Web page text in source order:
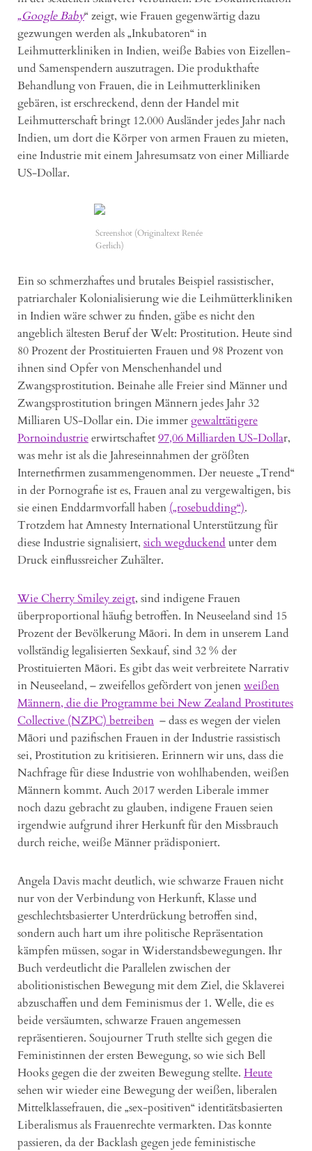
„Google Baby“ zeigt, wie Frauen gegenwärtig dazu
gezwungen werden als „Inkubatoren“ in
Leihmutterkliniken in Indien, weiße Babies von Eizellen-
und Samenspendern auszutragen. Die produkthafte
Behandlung von Frauen, die in Leihmutterkliniken
gebären, ist erschreckend, denn der Handel mit
Leihmutterschaft bringt 12.000 Ausländer jedes Jahr nach
Indien, um dort die Körper von armen Frauen zu mieten,
eine Industrie mit einem Jahresumsatz von einer Milliarde
US-Dollar.
Screenshot (Originaltext Renée
Gerlich)
Ein so schmerzhaftes und brutales Beispiel rassistischer,
patriarchaler Kolonialisierung wie die Leihmütterkliniken
in Indien wäre schwer zu finden, gäbe es nicht den
angeblich ältesten Beruf der Welt: Prostitution. Heute sind
80 Prozent der Prostituierten Frauen und 98 Prozent von
ihnen sind Opfer von Menschenhandel und
Zwangsprostitution. Beinahe alle Freier sind Männer und
Zwangsprostitution bringen Männern jedes Jahr 32
Milliaren US-Dollar ein. Die immergewalttätigere
Pornoindustrieerwirtschaftet97,06 Milliarden US-Dollar,
was mehr ist als die Jahreseinnahmen der größten
Internetfirmen zusammengenommen. Der neueste „Trend“
in der Pornografie ist es, Frauen anal zu vergewaltigen, bis
sie einen Enddarmvorfall haben („rosebudding“).
Trotzdem hat Amnesty International Unterstützung für
diese Industrie signalisiert, sich wegduckend unter dem
Druck einflussreicher Zuhälter.
Wie Cherry Smiley zeigt, sind indigene Frauen
überproportional häufig betroffen. In Neuseeland sind 15
Prozent der Bevölkerung Māori. In dem in unserem Land
vollständig legalisierten Sexkauf, sind 32 % der
Prostituierten Māori. Es gibt das weit verbreitete Narrativ
in Neuseeland, – zweifellos gefördert von jenenweißen
Männern, die die Programme bei New Zealand Prostitutes
Collective (NZPC) betreiben – dass es wegen der vielen
Māori und pazifischen Frauen in der Industrie rassistisch
sei, Prostitution zu kritisieren. Erinnern wir uns, dass die
Nachfrage für diese Industrie von wohlhabenden, weißen
Männern kommt. Auch 2017 werden Liberale immer
noch dazu gebracht zu glauben, indigene Frauen seien
irgendwie aufgrund ihrer Herkunft für den Missbrauch
durch reiche, weiße Männer prädisponiert.
Angela Davis macht deutlich, wie schwarze Frauen nicht
nur von der Verbindung von Herkunft, Klasse und
geschlechtsbasierter Unterdrückung betroffen sind,
sondern auch hart um ihre politische Repräsentation
kämpfen müssen, sogar in Widerstandsbewegungen. Ihr
Buch verdeutlicht die Parallelen zwischen der
abolitionistischen Bewegung mit dem Ziel, die Sklaverei
abzuschaffen und dem Feminismus der 1. Welle, die es
beide versäumten, schwarze Frauen angemessen
repräsentieren. Soujourner Truth stellte sich gegen die
Feministinnen der ersten Bewegung, so wie sich Bell
Hooks gegen die der zweiten Bewegung stellte. Heute
sehen wir wieder eine Bewegung der weißen, liberalen
Mittelklassefrauen, die „sex-positiven“ identitätsbasierten
Liberalismus als Frauenrechte vermarkten. Das konnte
passieren, da der Backlash gegen jede feministische